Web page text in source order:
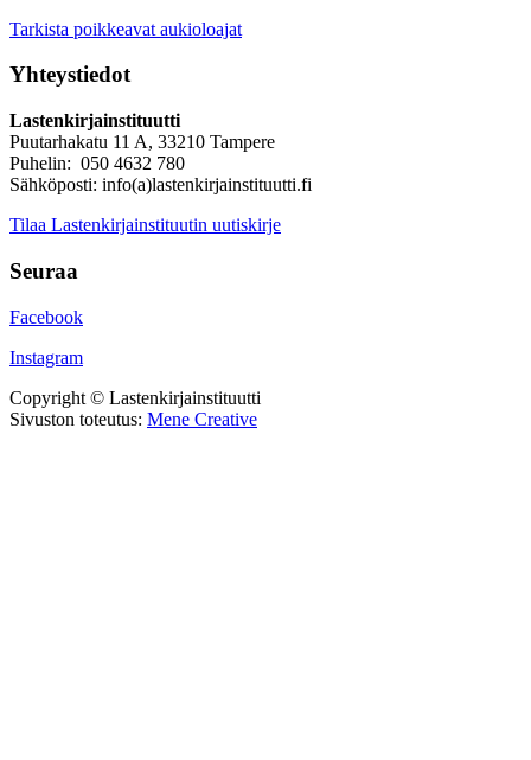
Tarkista poikkeavat aukioloajat
Yhteystiedot
Lastenkirjainstituutti
Puutarhakatu 11 A, 33210 Tampere
Puhelin: 050 4632 780
Sähköposti: info(a)lastenkirjainstituutti.fi
Tilaa Lastenkirjainstituutin uutiskirje
Seuraa
Facebook
Instagram
Copyright © Lastenkirjainstituutti
Sivuston toteutus: Mene Creative